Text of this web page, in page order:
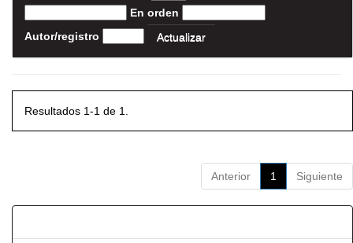
En orden
Autor/registro
Resultados 1-1 de 1.
Anterior 1 Siguiente